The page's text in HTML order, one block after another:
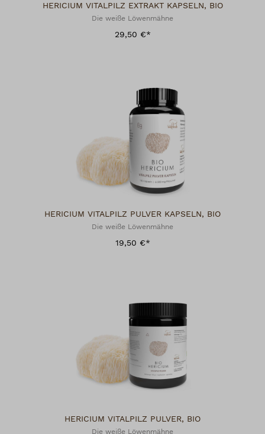
HERICIUM VITALPILZ EXTRAKT KAPSELN, BIO
Die weiße Löwenmähne
29,50 €*
HERICIUM VITALPILZ PULVER KAPSELN, BIO
Die weiße Löwenmähne
19,50 €*
HERICIUM VITALPILZ PULVER, BIO
Die weiße Löwenmähne